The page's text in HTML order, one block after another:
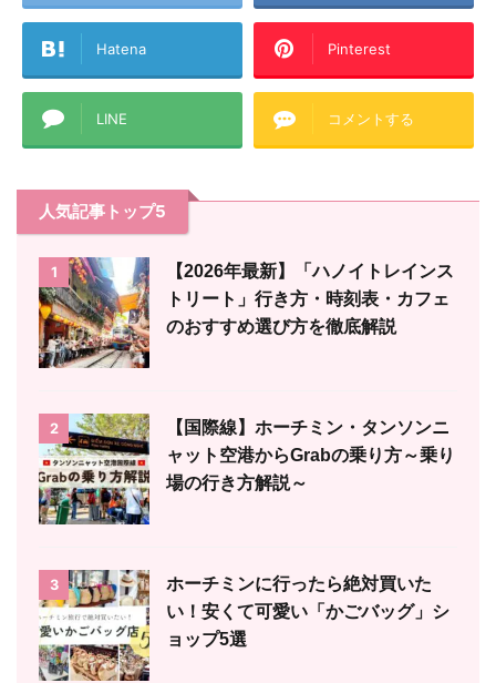
Hatena Pinterest
LINE コメントする
人気記事トップ5
1
【2026年最新】「ハノイトレインス
トリート」行き方・時刻表・カフェ
のおすすめ選び方を徹底解説
2
【国際線】ホーチミン・タンソンニ
ャット空港からGrabの乗り方～乗り
場の行き方解説～
3
ホーチミンに行ったら絶対買いた
い！安くて可愛い「かごバッグ」シ
ョップ5選